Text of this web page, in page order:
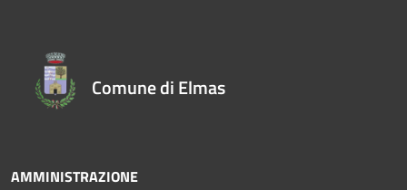
Comune di Elmas
AMMINISTRAZIONE